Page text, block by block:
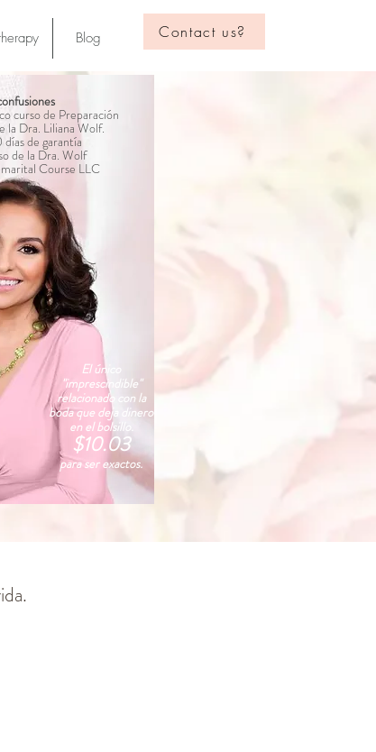
Blog Contact us?
curso de Preparación
la Dra. Liliana Wolf.
de garantía
de la Dra. Wolf
Course LLC
El único
"imprescindible"
relacionado con la
boda que deja dinero
en el bolsillo.
$10.03
para ser exactos.